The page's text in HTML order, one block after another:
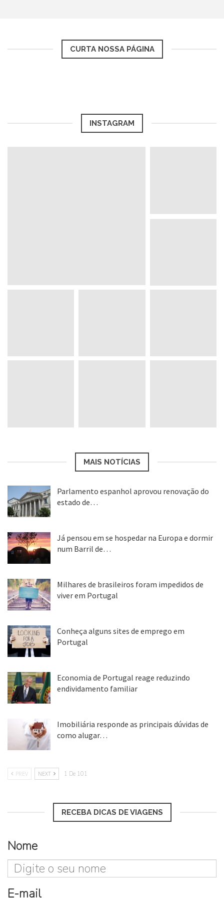
CURTA NOSSA PÁGINA
INSTAGRAM
MAIS NOTÍCIAS
Parlamento espanhol aprovou renovação do
estado de…
Já pensou em se hospedar na Europa e dormir
num Barril de…
Milhares de brasileiros foram impedidos de
viver em Portugal
Conheça alguns sites de emprego em
Portugal
Economia de Portugal reage reduzindo
endividamento familiar
Imobiliária responde as principais dúvidas de
como alugar…
PREV NEXT 1 De 101
RECEBA DICAS DE VIAGENS
Nome
E-mail